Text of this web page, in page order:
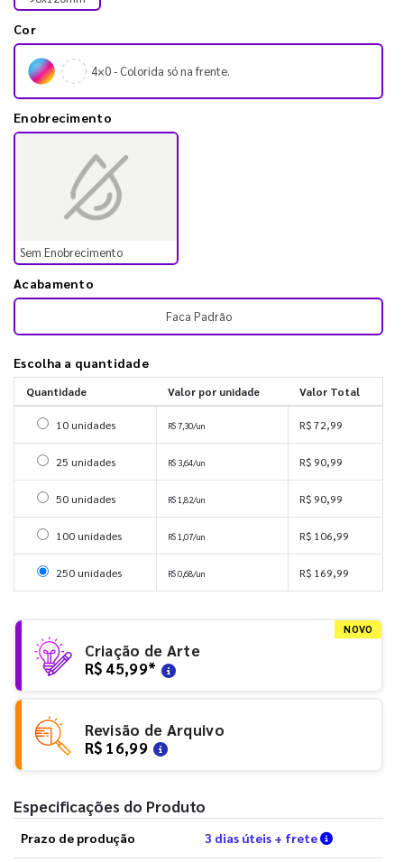
Cor
4×0 - Colorida só na frente.
Enobrecimento
Sem Enobrecimento
Acabamento
Faca Padrão
Escolha a quantidade
Quantidade Valor por unidade Valor Total
Selecionar 10 unidades
10 unidades R$ 7,30/un R$ 72,99
Selecionar 25 unidades
25 unidades R$ 3,64/un R$ 90,99
Selecionar 50 unidades
50 unidades R$ 1,82/un R$ 90,99
Selecionar 100 unidades
100 unidades R$ 1,07/un R$ 106,99
Selecionar 250 unidades
250 unidades R$ 0,68/un R$ 169,99
NOVO
Criação de Arte
R$ 45,99*
Revisão de Arquivo
R$ 16,99
Especificações do Produto
Prazo de produção 3 dias úteis + frete Verifique